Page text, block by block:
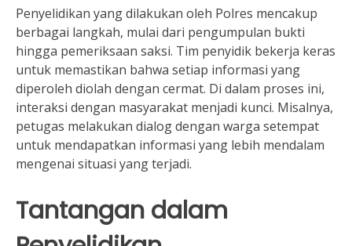
Penyelidikan yang dilakukan oleh Polres mencakup
berbagai langkah, mulai dari pengumpulan bukti
hingga pemeriksaan saksi. Tim penyidik bekerja keras
untuk memastikan bahwa setiap informasi yang
diperoleh diolah dengan cermat. Di dalam proses ini,
interaksi dengan masyarakat menjadi kunci. Misalnya,
petugas melakukan dialog dengan warga setempat
untuk mendapatkan informasi yang lebih mendalam
mengenai situasi yang terjadi.
Tantangan dalam